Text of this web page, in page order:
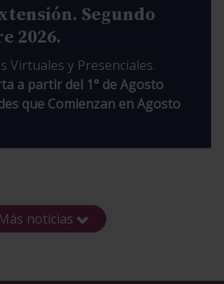
Segundo
2026.
Virtuales y Presenciales.
a partir del 1° de Agosto
que Comienzan en Agosto
Más noticias